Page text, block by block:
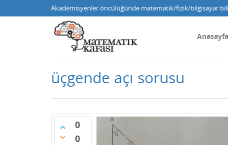
Akademisyenler öncülüğünde matematik/fizik/bilgisayar
Anasayfa
üçgende açı sorusu
0
0